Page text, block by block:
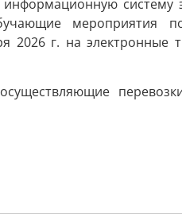
систему
мероприятия
2026 г. на электронные